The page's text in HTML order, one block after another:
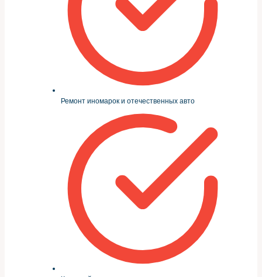
Ремонт иномарок и отечественных авто